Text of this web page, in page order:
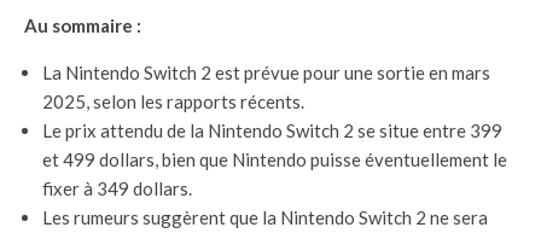
Au sommaire :
La Nintendo Switch 2 est prévue pour une sortie en mars
2025, selon les rapports récents.
Le prix attendu de la Nintendo Switch 2 se situe entre 399
et 499 dollars, bien que Nintendo puisse éventuellement le
fixer à 349 dollars.
Les rumeurs suggèrent que la Nintendo Switch 2 ne sera